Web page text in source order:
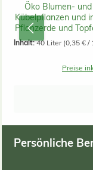
Öko Blumen-
Kübelpflanzen und
Pflanzerde und
und
Zimmerpflanzen
am besten
Inhalt:40 Liter (0,35 € /
Preise
Persönliche